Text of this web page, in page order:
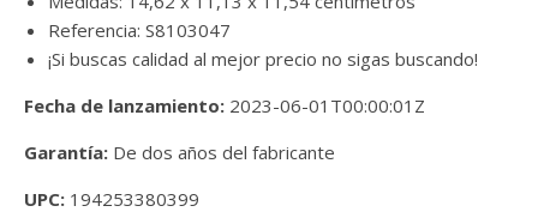
Referencia: S8103047
¡Si buscas calidad al mejor precio no sigas buscando!
Fecha de lanzamiento: 2023-06-01T00:00:01Z
Garantía: De dos años del fabricante
UPC: 194253380399